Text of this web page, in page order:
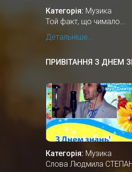
Категорія: Музика
Той факт, що чимало...
Детальніше...
ПРИВІТАННЯ З ДНЕМ
Категорія: Музика
Слова Людмила